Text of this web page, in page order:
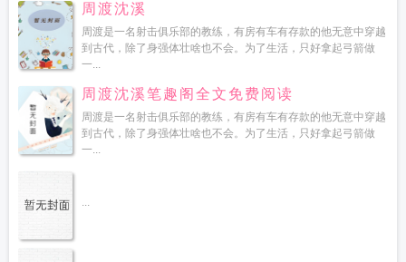
周渡沈溪
周渡是一名射击俱乐部的教练，有房有车有存款的他无意中穿越
到古代，除了身强体壮啥也不会。为了生活，只好拿起弓箭做
一...
周渡沈溪笔趣阁全文免费阅读
周渡是一名射击俱乐部的教练，有房有车有存款的他无意中穿越
到古代，除了身强体壮啥也不会。为了生活，只好拿起弓箭做
一...
...